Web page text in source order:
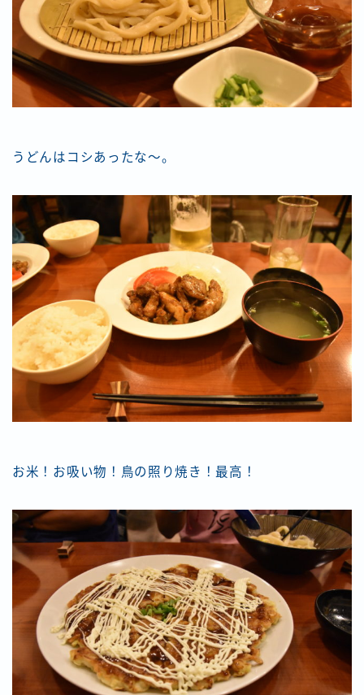
うどんはコシあったな〜。
お米！お吸い物！鳥の照り焼き！最高！